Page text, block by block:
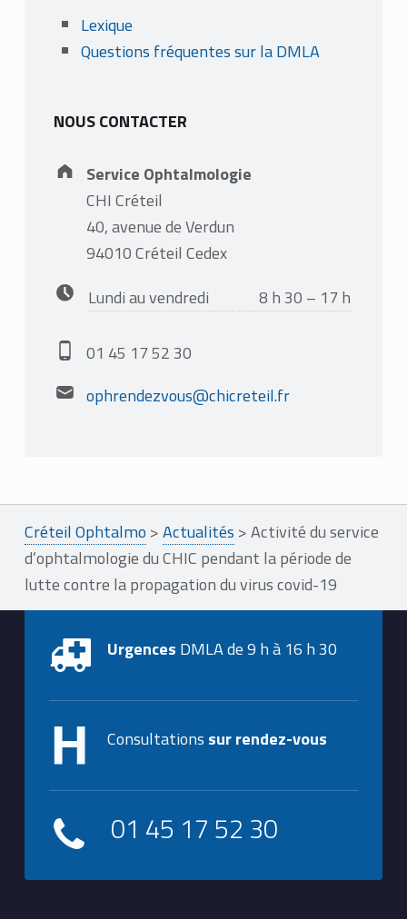
Lexique
Questions fréquentes sur la DMLA
NOUS CONTACTER
Address:
Service Ophtalmologie
CHI Créteil
40, avenue de Verdun
94010 Créteil Cedex
Business hours:
Lundi au vendredi 8 h 30 – 17 h
Phone number:
01 45 17 52 30
Email address:
ophrendezvous@chicreteil.fr
Créteil Ophtalmo >Actualités >Activité du service
d’ophtalmologie du CHIC pendant la période de
lutte contre la propagation du virus covid-19
Urgences DMLA de 9 h à 16 h 30
Consultations sur rendez-vous
01 45 17 52 30